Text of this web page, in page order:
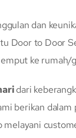
dan
Door to Door
ke rumah/
dari
berikan
melayani